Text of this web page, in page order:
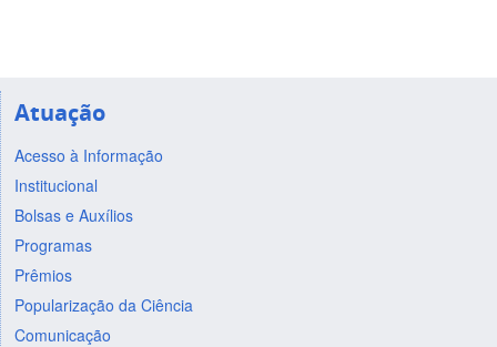
Atuação
Acesso à Informação
Institucional
Bolsas e Auxílios
Programas
Prêmios
Popularização da Ciência
Comunicação